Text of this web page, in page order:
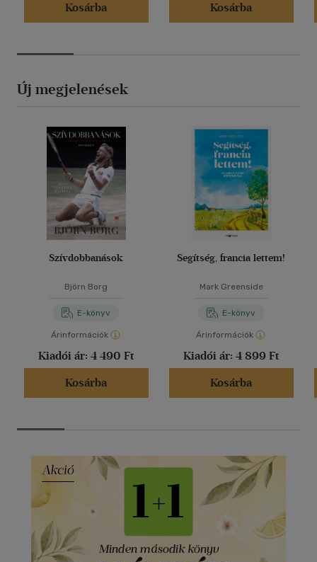
Kosárba
Kosárba
Új megjelenések
Szívdobbanások
Björn Borg
E-könyv
Árinformációk
Kiadói ár: 4 490 Ft
Kosárba
Segítség, francia lettem!
Mark Greenside
E-könyv
Árinformációk
Kiadói ár: 4 899 Ft
Kosárba